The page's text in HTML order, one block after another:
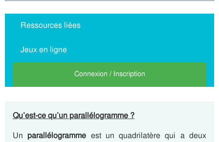
Ressources liées
Jeux en ligne
Connexion / Inscription
Qu’est-ce qu’un parallélogramme ?
Unparallélogramme est un quadrilatère qui a deux